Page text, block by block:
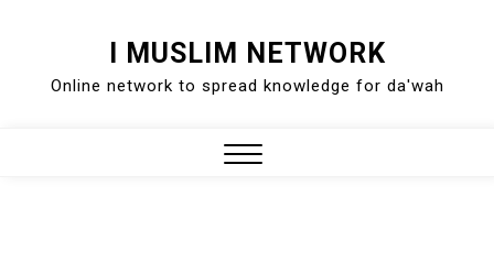
content
I MUSLIM NETWORK
Online network to spread knowledge for da'wah